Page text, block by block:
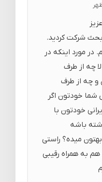
شرکت کردید.
در مورد اینکه در
چه از طرف
و چه از طرف
خودتون اگر
خودتون با
باشه
میده؟ راستی
هم به همراه رقیبی